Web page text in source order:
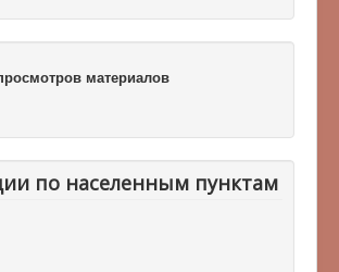
материалов
по населенным пунктам